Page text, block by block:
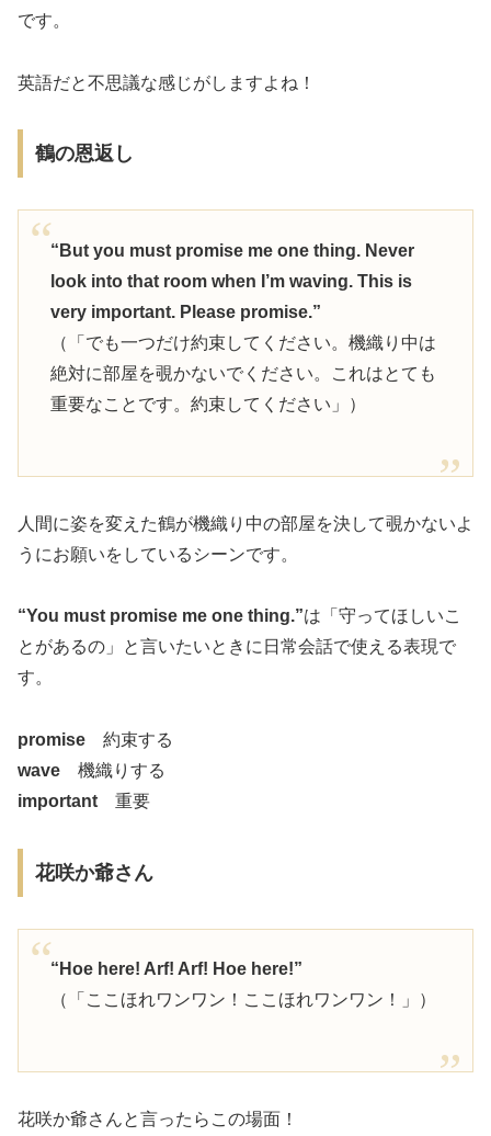
です。
英語だと不思議な感じがしますよね！
鶴の恩返し
“But you must promise me one thing. Never
look into that room when I’m waving. This is
very important. Please promise.”
（「でも一つだけ約束してください。機織り中は
絶対に部屋を覗かないでください。これはとても
重要なことです。約束してください」）
人間に姿を変えた鶴が機織り中の部屋を決して覗かないよ
うにお願いをしているシーンです。
“You must promise me one thing.”は「守ってほしいこ
とがあるの」と言いたいときに日常会話で使える表現で
す。
promise 約束する
wave 機織りする
important 重要
花咲か爺さん
“Hoe here! Arf! Arf! Hoe here!”
（「ここほれワンワン！ここほれワンワン！」）
花咲か爺さんと言ったらこの場面！